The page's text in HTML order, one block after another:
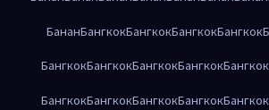
БананБангкокБангкокБангкокБангкок
БангкокБангкокБангкокБангкокБангкок
БангкокБангкокБангкокБангкокБангкок